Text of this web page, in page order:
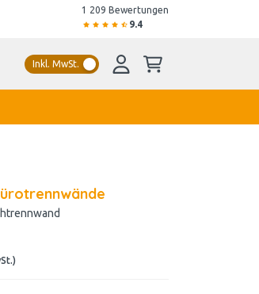
1 209 Bewertungen
9.4
Inkl. MwSt.